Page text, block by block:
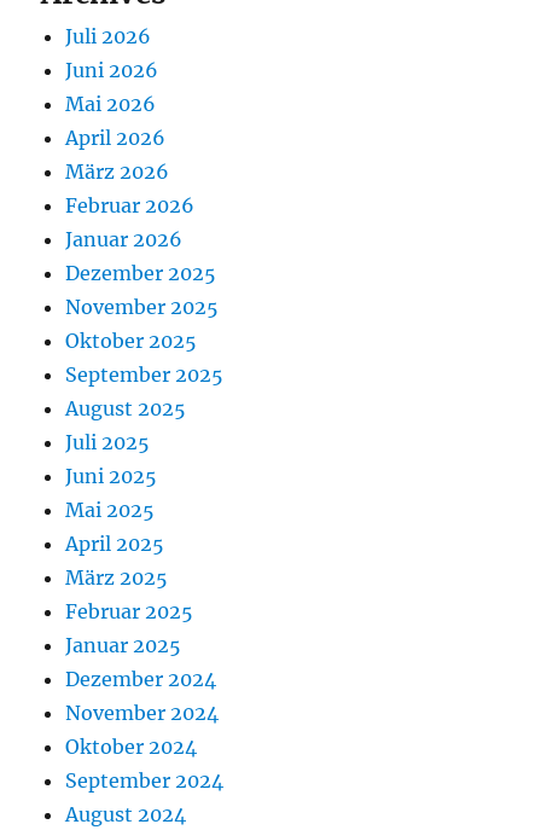
Juli 2026
Juni 2026
Mai 2026
April 2026
März 2026
Februar 2026
Januar 2026
Dezember 2025
November 2025
Oktober 2025
September 2025
August 2025
Juli 2025
Juni 2025
Mai 2025
April 2025
März 2025
Februar 2025
Januar 2025
Dezember 2024
November 2024
Oktober 2024
September 2024
August 2024